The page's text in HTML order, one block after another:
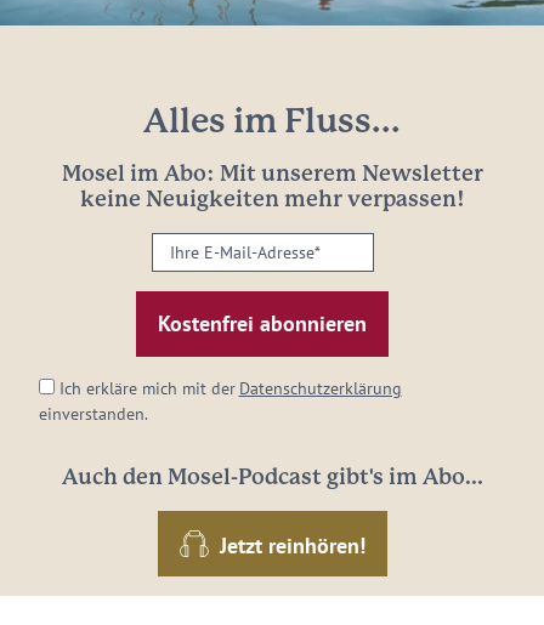
Alles im Fluss...
Mosel im Abo: Mit unserem Newsletter
keine Neuigkeiten mehr verpassen!
Ihre
E-
Mail-
Adresse:
Ich erkläre mich mit der Datenschutzerklärung
einverstanden.
Auch den Mosel-Podcast gibt's im Abo...
Jetzt reinhören!